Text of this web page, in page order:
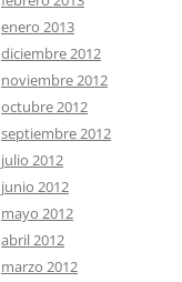
enero 2013
diciembre 2012
noviembre 2012
octubre 2012
septiembre 2012
julio 2012
junio 2012
mayo 2012
abril 2012
marzo 2012